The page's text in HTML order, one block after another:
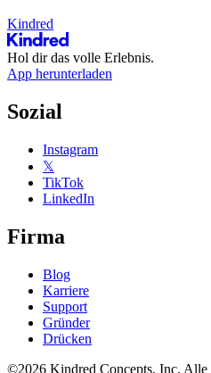
Kindred
Hol dir das volle Erlebnis.
App herunterladen
Sozial
Instagram
𝕏
TikTok
LinkedIn
Firma
Blog
Karriere
Support
Gründer
Drücken
©2026 Kindred Concepts, Inc. Alle